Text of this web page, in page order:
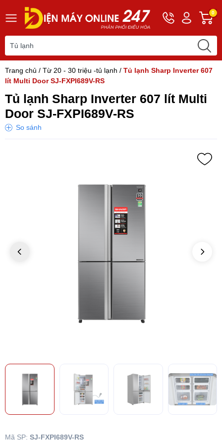
Hotline
0243
Tài
khoản
Khách
0
Trang chủ / Từ 20 - 30 triệu -tủ lạnh / Tủ lạnh Sharp Inverter 607
lít Multi Door SJ-FXPI689V-RS
Tủ lạnh Sharp Inverter 607 lít Multi
Door SJ-FXPI689V-RS
So sánh
Mã SP: SJ-FXPI689V-RS